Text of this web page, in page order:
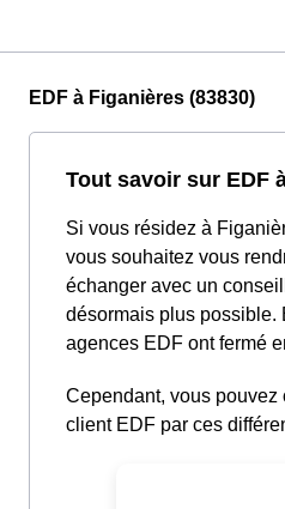
EDF à Figanières (83830)
Tout savoir sur EDF
Si vous résidez à
vous souhaitez vous
échanger avec un
désormais plus possible.
agences EDF ont fermé
Cependant, vous pouvez
client EDF par ces